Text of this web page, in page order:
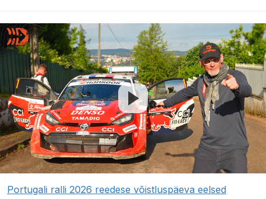
Portugali ralli 2026 reedese võistluspäeva eelsed